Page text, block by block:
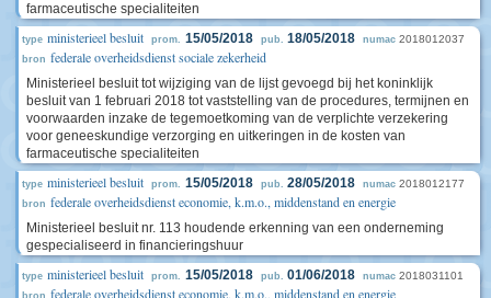
farmaceutische specialiteiten
type ministerieel besluit prom. 15/05/2018 pub. 18/05/2018 numac 2018012037
bron federale overheidsdienst sociale zekerheid
Ministerieel besluit tot wijziging van de lijst gevoegd bij het koninklijk
besluit van 1 februari 2018 tot vaststelling van de procedures, termijnen en
voorwaarden inzake de tegemoetkoming van de verplichte verzekering
voor geneeskundige verzorging en uitkeringen in de kosten van
farmaceutische specialiteiten
type ministerieel besluit prom. 15/05/2018 pub. 28/05/2018 numac 2018012177
bron federale overheidsdienst economie, k.m.o., middenstand en energie
Ministerieel besluit nr. 113 houdende erkenning van een onderneming
gespecialiseerd in financieringshuur
type ministerieel besluit prom. 15/05/2018 pub. 01/06/2018 numac 2018031101
bron federale overheidsdienst economie, k.m.o., middenstand en energie